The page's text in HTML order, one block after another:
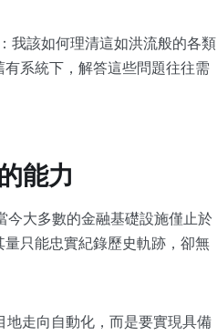
我該如何理清這如洪流般的各類
系統下，解答這些問題往往需
能力
今大多數的金融基礎設施僅止於
只能忠實紀錄歷史軌跡，卻無
走向自動化，而是要實現具備